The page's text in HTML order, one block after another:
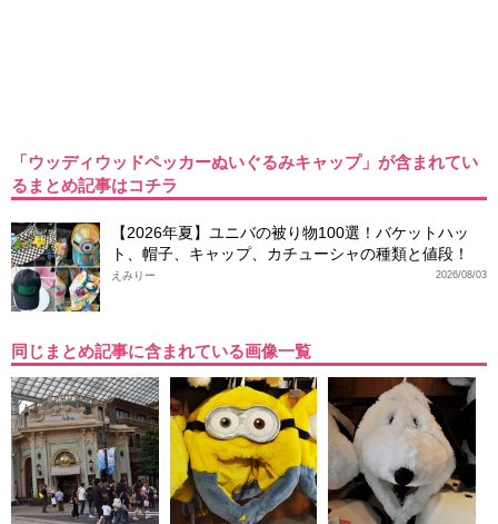
「ウッディウッドペッカーぬいぐるみキャップ」が含まれてい
るまとめ記事はコチラ
【2026年夏】ユニバの被り物100選！バケットハッ
ト、帽子、キャップ、カチューシャの種類と値段！
2026/08/03
えみりー
同じまとめ記事に含まれている画像一覧